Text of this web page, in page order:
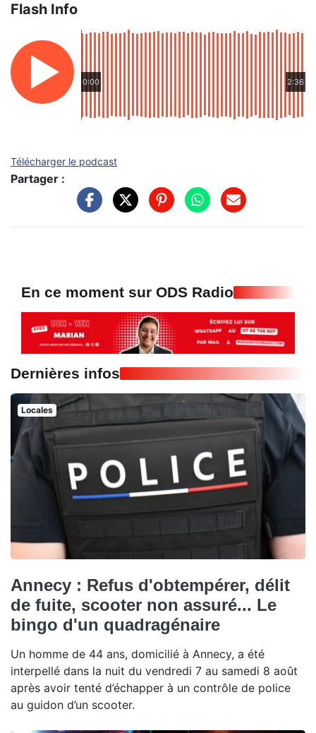
Flash Info
0:00 2:36
Télécharger le podcast
Partager :
En ce moment sur ODS Radio
Dernières infos
Locales
Annecy : Refus d'obtempérer, délit
de fuite, scooter non assuré... Le
bingo d'un quadragénaire
Un homme de 44 ans, domicilié à Annecy, a été
interpellé dans la nuit du vendredi 7 au samedi 8 août
après avoir tenté d’échapper à un contrôle de police
au guidon d’un scooter.